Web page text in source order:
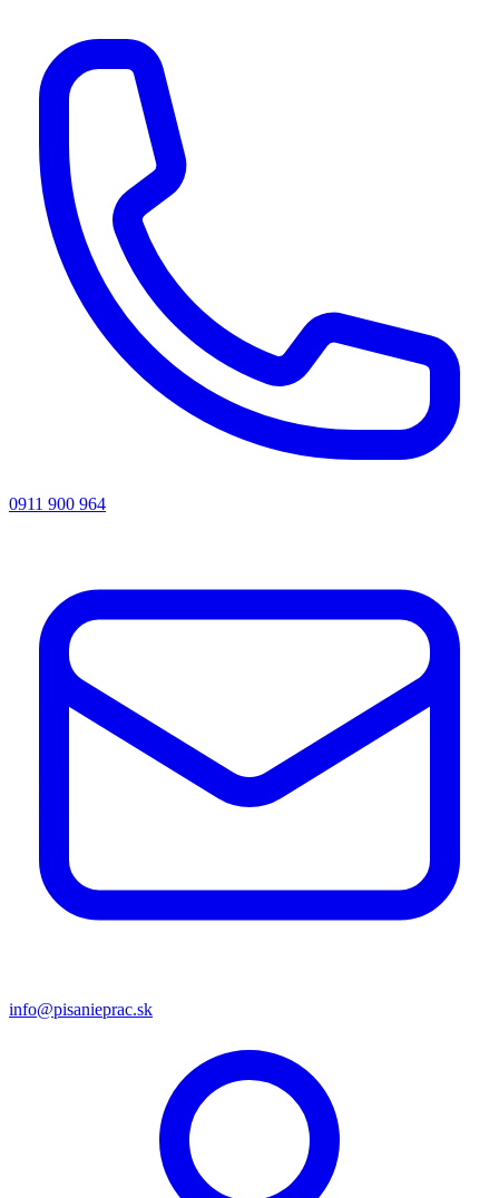
0911 900 964
info@pisanieprac.sk